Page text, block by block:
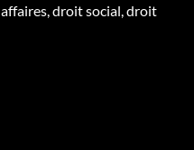
droit social, droit